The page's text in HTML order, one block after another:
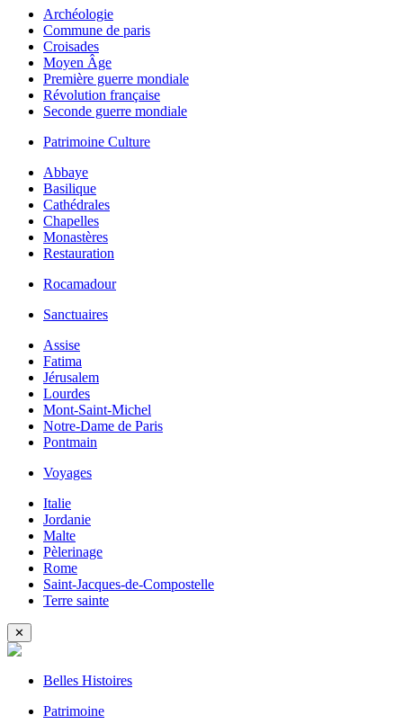
Archéologie
Commune de paris
Croisades
Moyen Âge
Première guerre mondiale
Révolution française
Seconde guerre mondiale
Patrimoine Culture
Abbaye
Basilique
Cathédrales
Chapelles
Monastères
Restauration
Rocamadour
Sanctuaires
Assise
Fatima
Jérusalem
Lourdes
Mont-Saint-Michel
Notre-Dame de Paris
Pontmain
Voyages
Italie
Jordanie
Malte
Pèlerinage
Rome
Saint-Jacques-de-Compostelle
Terre sainte
✕
Belles Histoires
Patrimoine